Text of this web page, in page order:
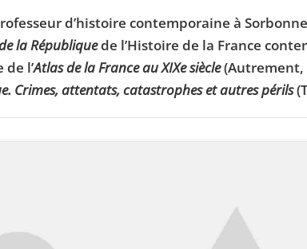
d’histoire contemporaine à
la Républiquede l’Histoire de la France
l’Atlas de la France au XIXe siècle(Autrement,
Crimes, attentats, catastrophes et autres périls